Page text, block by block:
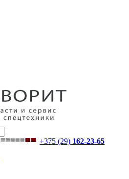
+375 (29) 162-23-65